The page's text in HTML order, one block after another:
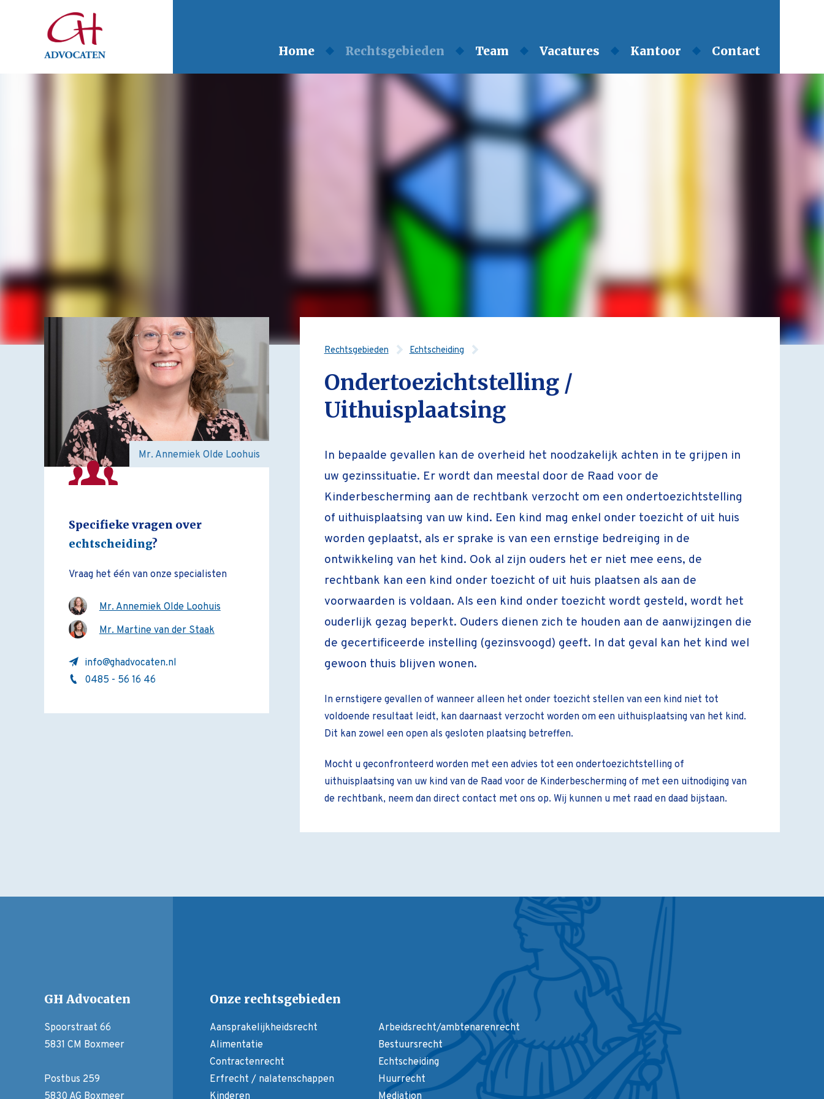
Home Rechtsgebieden Team Vacatures Kantoor Contact
Rechtsgebieden Echtscheiding
Ondertoezichtstelling /
Uithuisplaatsing
In bepaalde gevallen kan de overheid het noodzakelijk achten in te grijpen in
uw gezinssituatie. Er wordt dan meestal door de Raad voor de
Kinderbescherming aan de rechtbank verzocht om een ondertoezichtstelling
of uithuisplaatsing van uw kind. Een kind mag enkel onder toezicht of uit huis
worden geplaatst, als er sprake is van een ernstige bedreiging in de
ontwikkeling van het kind. Ook al zijn ouders het er niet mee eens, de
rechtbank kan een kind onder toezicht of uit huis plaatsen als aan de
voorwaarden is voldaan. Als een kind onder toezicht wordt gesteld, wordt het
ouderlijk gezag beperkt. Ouders dienen zich te houden aan de aanwijzingen die
de gecertificeerde instelling (gezinsvoogd) geeft. In dat geval kan het kind wel
gewoon thuis blijven wonen.
In ernstigere gevallen of wanneer alleen het onder toezicht stellen van een kind niet tot
voldoende resultaat leidt, kan daarnaast verzocht worden om een uithuisplaatsing van het kind.
Dit kan zowel een open als gesloten plaatsing betreffen.
Mocht u geconfronteerd worden met een advies tot een ondertoezichtstelling of
uithuisplaatsing van uw kind van de Raad voor de Kinderbescherming of met een uitnodiging van
de rechtbank, neem dan direct contact met ons op. Wij kunnen u met raad en daad bijstaan.
Mr. Annemiek Olde Loohuis
Specifieke vragen over
echtscheiding?
Vraag het één van onze specialisten
Mr. Annemiek Olde Loohuis
Mr. Martine van der Staak
info@ghadvocaten.nl
0485 - 56 16 46
GH Advocaten
Spoorstraat 66
5831 CM Boxmeer
Postbus 259
5830 AG Boxmeer
Onze rechtsgebieden
Aansprakelijkheidsrecht
Arbeidsrecht/ambtenarenrecht
Alimentatie
Bestuursrecht
Contractenrecht
Echtscheiding
Erfrecht / nalatenschappen
Huurrecht
Kinderen
Mediation